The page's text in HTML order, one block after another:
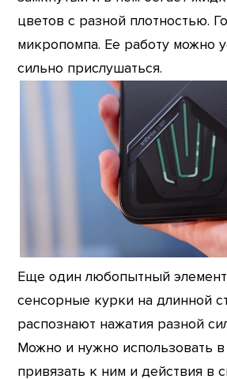
цветов с разной плотностью.
микропомпа. Ее работу можно
сильно прислушаться.
Еще один любопытный
сенсорные курки на длинной
распознают нажатия разной
Можно и нужно использовать
привязать к ним и действия в